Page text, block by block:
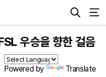
우승을 향한 걸음
Powered by Translate